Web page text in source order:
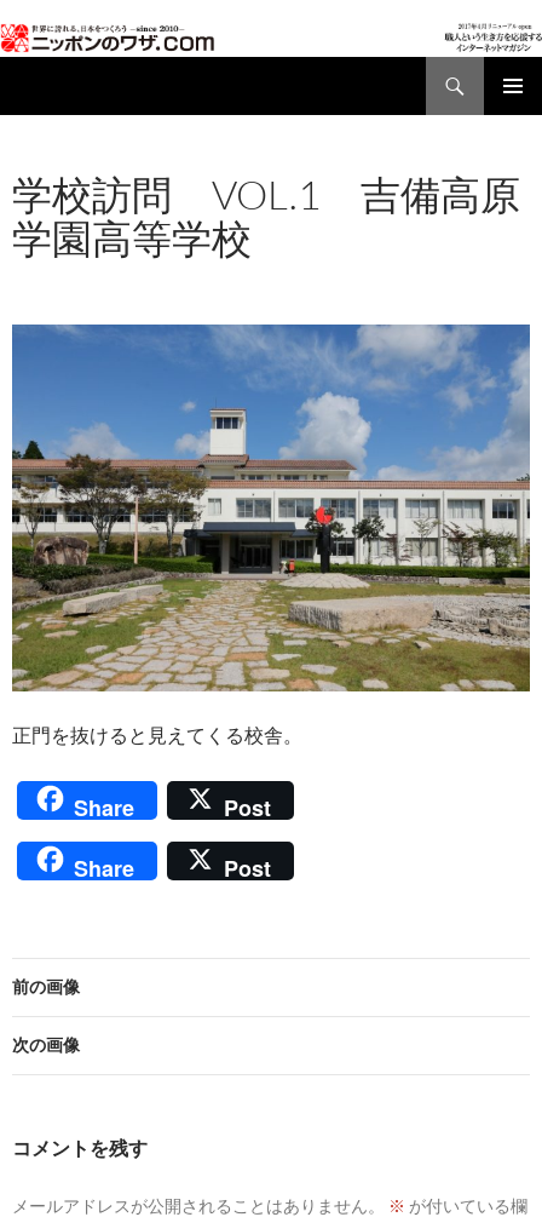
ン
ツ
へ
ス
学校訪問 VOL.1 吉備高原
学園高等学校
正門を抜けると見えてくる校舎。
Share
Post
Share
Post
前の画像
次の画像
コメントを残す
メールアドレスが公開されることはありません。 ※ が付いている欄